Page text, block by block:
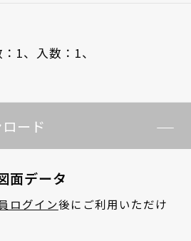
1、 入数：1、
ード
面データ
ログイン後にご利用いただけ